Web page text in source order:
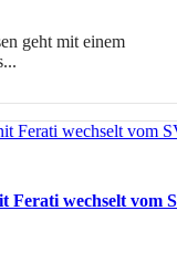
geht mit einem
Ferati wechselt vom